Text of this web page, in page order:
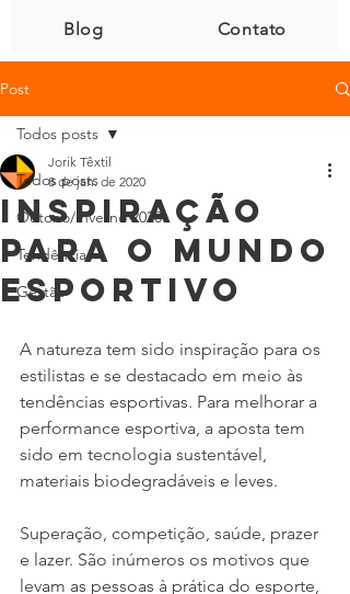
Blog Contato
Post
Todos posts
Outono/Inverno 2020
Tendências
Gestão
Todos posts
Inspiração
para o mundo
esportivo
Jorik Têxtil
8 de jan. de 2020
A natureza tem sido inspiração para os
estilistas e se destacado em meio às
tendências esportivas. Para melhorar a
performance esportiva, a aposta tem
sido em tecnologia sustentável,
materiais biodegradáveis e leves.
Superação, competição, saúde, prazer
e lazer. São inúmeros os motivos que
levam as pessoas à prática do esporte,